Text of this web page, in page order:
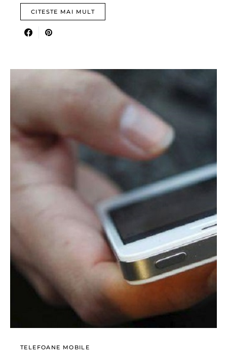
CITESTE MAI MULT
TELEFOANE MOBILE